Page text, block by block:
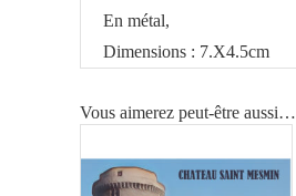
En métal,
Dimensions : 7.X4.5cm
Vous aimerez peut-être aussi…